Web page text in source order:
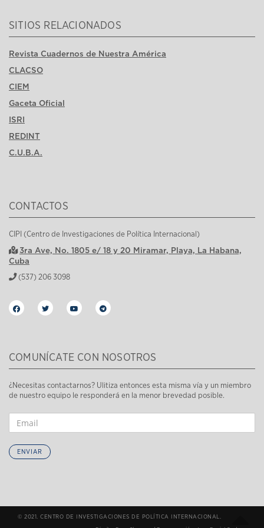
SITIOS RELACIONADOS
Revista Cuadernos de Nuestra América
CLACSO
CIEM
Gaceta Oficial
ISRI
REDINT
C.U.B.A.
CONTACTOS
CIPI (Centro de Investigaciones de Política Internacional)
3ra Ave, No. 1805 e/ 18 y 20 Miramar, Playa, La Habana,
Cuba
(537) 206 3098
COMUNÍCATE CON NOSOTROS
¿Necesitas contactarnos? Ulitiza entonces esta misma vía y un miembro
de nuestro equipo le responderá en la menor brevedad posible.
ENVIAR
© 2021. CENTRO DE INVESTIGACIONES DE POLÍTICA INTERNACIONAL.